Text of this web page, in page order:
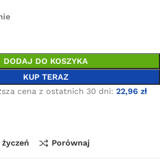
DODAJ DO KOSZYKA
KUP TERAZ
cena z ostatnich 30 dni: 22,96 zł
Porównaj